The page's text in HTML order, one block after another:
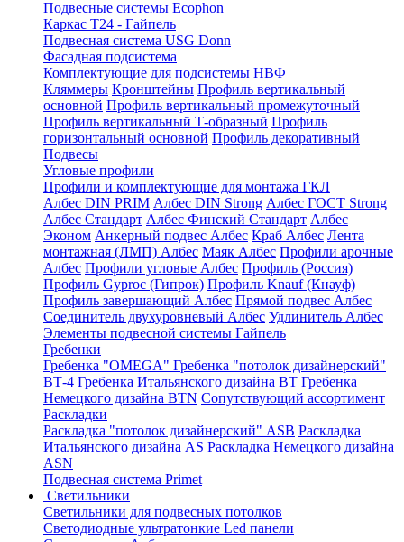
Подвесные системы Ecophon
Каркас Т24 - Гайпель
Подвесная система USG Donn
Фасадная подсистема
Комплектующие для подсистемы НВФ
Кляммеры Кронштейны Профиль вертикальный
основной Профиль вертикальный промежуточный
Профиль вертикальный Т-образный Профиль
горизонтальный основной Профиль декоративный
Подвесы
Угловые профили
Профили и комплектующие для монтажа ГКЛ
Албес DIN PRIM Албес DIN Strong Албес ГОСТ Strong
Албес Стандарт Албес Финский Стандарт Албес
Эконом Анкерный подвес Албес Краб Албес Лента
монтажная (ЛМП) Албес Маяк Албес Профили арочные
Албес Профили угловые Албес Профиль (Россия)
Профиль Gyproc (Гипрок) Профиль Knauf (Кнауф)
Профиль завершающий Албес Прямой подвес Албес
Соединитель двухуровневый Албес Удлинитель Албес
Элементы подвесной системы Гайпель
Гребенки
Гребенка "OMEGA" Гребенка "потолок дизайнерский"
ВТ-4 Гребенка Итальянского дизайна BT Гребенка
Немецкого дизайна ВТN Сопутствующий ассортимент
Раскладки
Раскладка "потолок дизайнерский" ASB Раскладка
Итальянского дизайна AS Раскладка Немецкого дизайна
АSN
Подвесная система Primet
Светильники
Светильники для подвесных потолков
Светодиодные ультратонкие Led панели